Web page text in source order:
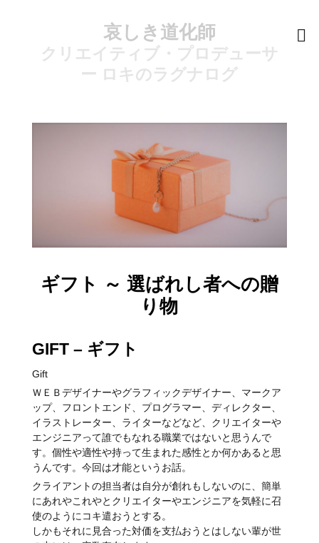
哀しき道化師
クリエイティブ・プロデューサ
ー ロキのラグナログ
ギフト ～ 選ばれし者への贈
り物
GIFT – ギフト
Gift
ＷＥＢデザイナーやグラフィックデザイナー、マークア
ップ、フロントエンド、プログラマー、ディレクター、
イラストレーター、ライターなどなど、クリエイターや
エンジニアって誰でもなれる職業ではないと思うんで
す。個性や適性や持って生まれた感性とか何かあると思
うんです。今回は才能というお話。
クライアントの担当者は自分が創れもしないのに、簡単
にあれやこれやとクリエイターやエンジニアを気軽に召
使のようにコキ遣おうとする。
しかもそれに見合った対価を支払おうとはしない輩が世